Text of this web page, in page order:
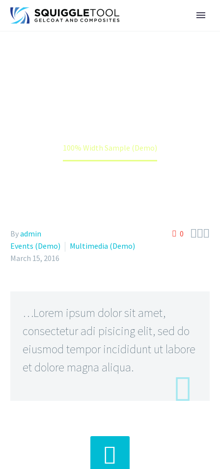
100% Width Sample (Demo)
0 
Byadmin
Events (Demo)
Multimedia (Demo)
March 15, 2016
…Lorem ipsum dolor sit amet,
consectetur adi pisicing elit, sed do
eiusmod tempor incididunt ut labore
et dolore magna aliqua.

